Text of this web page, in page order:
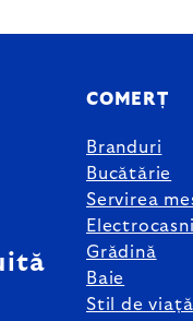
COMERȚ
Branduri
Bucătărie
Servirea
Grădină
Baie
Stil de viață